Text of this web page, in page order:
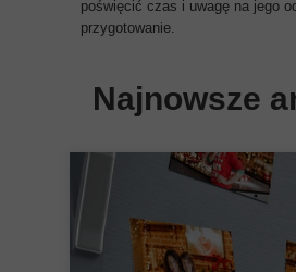
poświęcić czas i uwagę na jego
przygotowanie.
Najnowsze